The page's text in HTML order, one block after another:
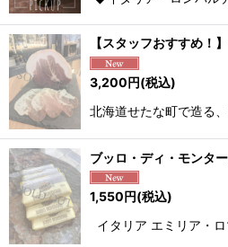
【スタッフおすすめ！
3,200円(税込)
北海道せたな町で造る
ブッロ・ディ・モンタ
1,550円(税込)
イタリア エミリア・